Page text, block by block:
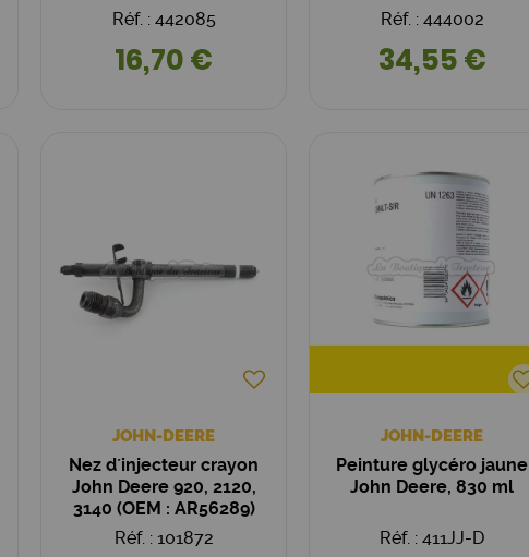
Réf. : 442085
16,70 €
Réf. : 444002
34,55 €
JOHN-DEERE
Nez d´injecteur crayon
John Deere 920, 2120,
3140 (OEM : AR56289)
Réf. : 101872
JOHN-DEERE
Peinture glycéro jaune
John Deere, 830 ml
Réf. : 411JJ-D